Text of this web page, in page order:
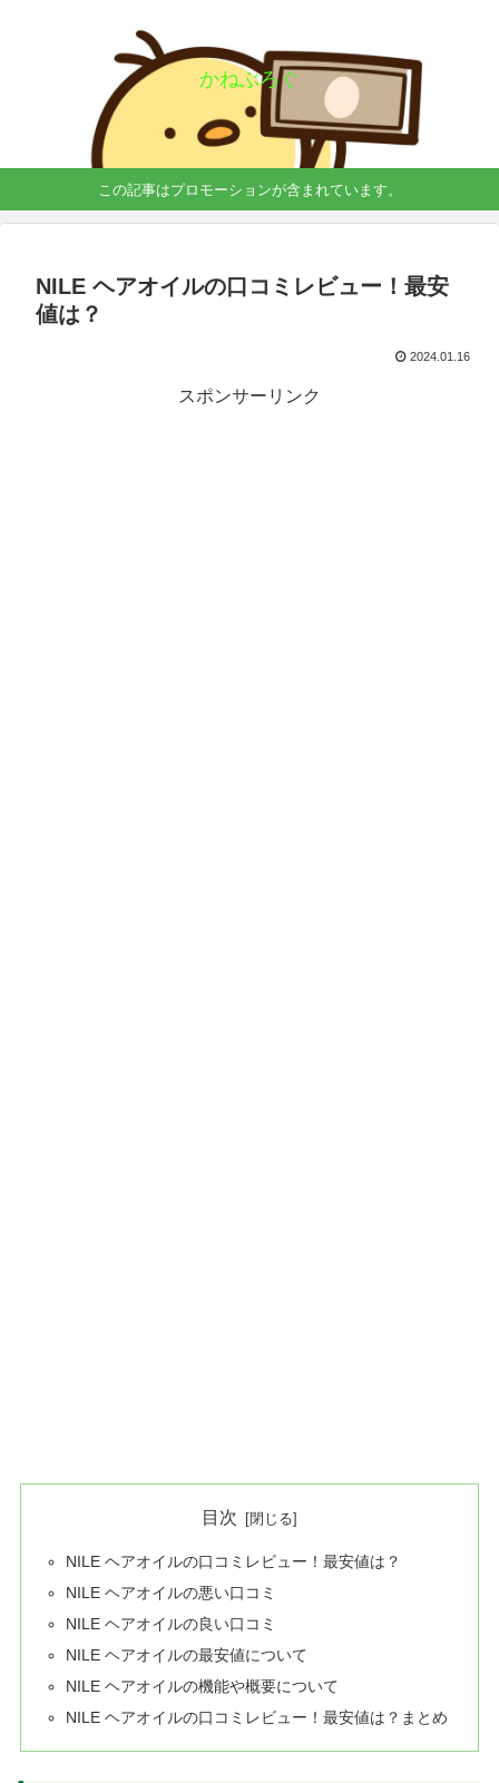
かねぶろぐ
この記事はプロモーションが含まれています。
NILE ヘアオイルの口コミレビュー！最安
値は？
2024.01.16
スポンサーリンク
目次
NILE ヘアオイルの口コミレビュー！最安値は？
NILE ヘアオイルの悪い口コミ
NILE ヘアオイルの良い口コミ
NILE ヘアオイルの最安値について
NILE ヘアオイルの機能や概要について
NILE ヘアオイルの口コミレビュー！最安値は？まとめ